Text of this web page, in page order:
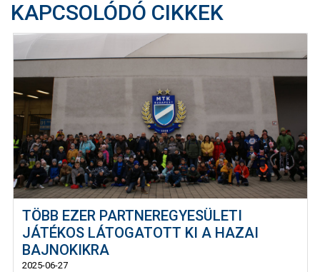
KAPCSOLÓDÓ CIKKEK
TÖBB EZER PARTNEREGYESÜLETI
JÁTÉKOS LÁTOGATOTT KI A HAZAI
BAJNOKIKRA
2025-06-27